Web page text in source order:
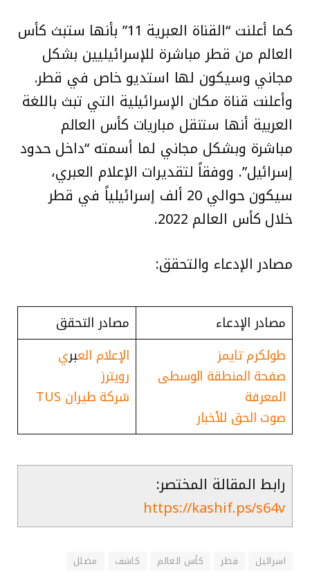
كما أعلنت “القناة العبرية 11” بأنها ستبث كأس
العالم من قطر مباشرة للإسرائيليين بشكل
مجاني وسيكون لها استديو خاص في قطر.
وأعلنت قناة مكان الإسرائيلية التي تبث باللغة
العربية أنها ستنقل مباريات كأس العالم
مباشرة وبشكل مجاني لما أسمته “داخل حدود
إسرائيل”. ووفقاً لتقديرات الإعلام العبري،
سيكون حوالي 20 ألف إسرائيلياً في قطر
خلال كأس العالم 2022.
مصادر الإدعاء والتحقق:
مصادر الإدعاء
مصادر التحقق
طولكرم تايمز
صفحة المنطقة الوسطى
المعرفة
صوت الحق للأخبار
الإعلام العبري
رويترز
شركة طيران TUS
رابط المقالة المختصر:
https://kashif.ps/s64v
اسرائيل قطر كأس العالم كاشف مضلل